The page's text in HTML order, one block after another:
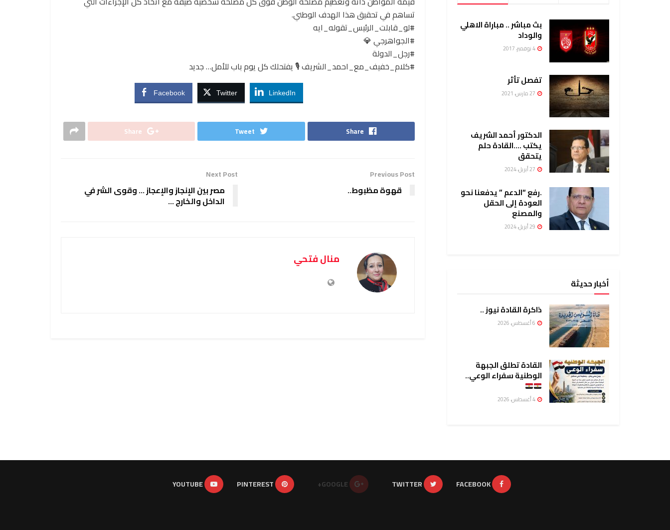
تساهم في تحقيق هذا الهدف الوطني.
#لو_قابلت_الرئيس_تقوله_ايه
#الجواهرجي 💎
#رجل_الدولة
#كلام_خفيف_مع_احمد_الشريف 🎙️ يفتحلك كل يوم باب للأمل… جديد
Facebook Twitter LinkedIn
Share
Tweet
Share
Previous Post
قهوة مظبوط..
Next Post
مصر بين الإنجاز والإعجاز … وقوى الشر في
الداخل والخارج …
منال فتحي
بث مباشر .. مباراة الاهلي
والوداد
تفصل تأثر
الدكتور أحمد الشريف
يكتب ….القادة حلم
يتحقق
.رفع “الدعم ” يدفعنا نحو
العودة إلى الحقل
والمصنع
أخبار حديثة
ذاكرة القادة نيوز ..
القادة تطلق الجبهة
الوطنية سفراء الوعي..
FACEBOOK
TWITTER
GOOGLE+
PINTEREST
YOUTUBE